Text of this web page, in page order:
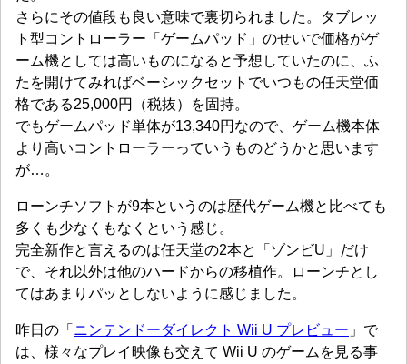
さらにその値段も良い意味で裏切られました。タブレッ
ト型コントローラー「ゲームパッド」のせいで価格がゲ
ーム機としては高いものになると予想していたのに、ふ
たを開けてみればベーシックセットでいつもの任天堂価
格である25,000円（税抜）を固持。
でもゲームパッド単体が13,340円なので、ゲーム機本体
より高いコントローラーっていうものどうかと思います
が…。
ローンチソフトが9本というのは歴代ゲーム機と比べても
多くも少なくもなくという感じ。
完全新作と言えるのは任天堂の2本と「ゾンビU」だけ
で、それ以外は他のハードからの移植作。ローンチとし
てはあまりパッとしないように感じました。
昨日の「 ニンテンドーダイレクト Wii U プレビュー 」で
は、様々なプレイ映像も交えて Wii U のゲームを見る事